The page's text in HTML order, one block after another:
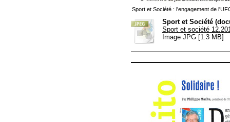
Sport et Société : l'engagement de
Sport et Société
Sport et société
Image JPG [1.3 MB]